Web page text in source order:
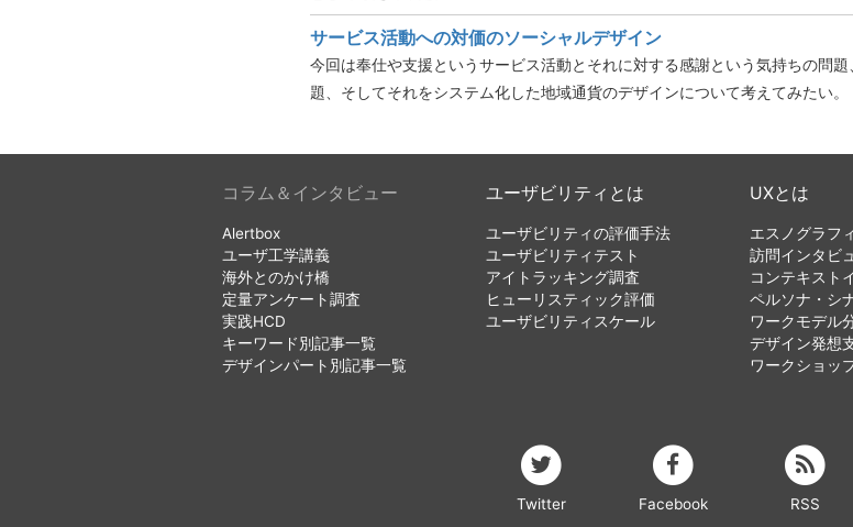
サービス活動への対価のソーシャルデザイン
今回は奉仕や支援というサービス活動とそれに対する感謝という気持ちの問
題、そしてそれをシステム化した地域通貨のデザインについて考えてみたい。
コラム＆インタビュー
Alertbox
ユーザ工学講義
海外とのかけ橋
定量アンケート調査
実践HCD
キーワード別記事一覧
デザインパート別記事一覧
ユーザビリティとは
ユーザビリティの評価手法
ユーザビリティテスト
アイトラッキング調査
ヒューリスティック評価
ユーザビリティスケール
UXとは
エスノグラフ
訪問インタビ
コンテキスト
ペルソナ・シ
ワークモデル
デザイン発想
ワークショッ
Twitter Facebook RSS